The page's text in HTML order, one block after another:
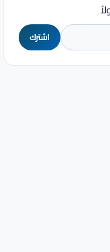
اشترك